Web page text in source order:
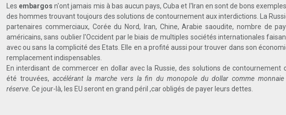
Les embargos n'ont jamais mis à bas aucun pays, Cuba et l'Iran en sont de bons
des hommes trouvant toujours des solutions de contournement aux interdictions. La
partenaires commerciaux, Corée du Nord, Iran, Chine, Arabie saoudite, nombre de
américains, sans oublier l'Occident par le biais de multiples sociétés internationales
avec ou sans la complicité des Etats. Elle en a profité aussi pour trouver dans son
remplacement indispensables.
En interdisant de commercer en dollar avec la Russie, des solutions de contournement
été trouvées, accélérant la marche vers la fin du monopole du dollar comme
réserve . Ce jour-là, les EU seront en grand péril ,car obligés de payer leurs dettes.